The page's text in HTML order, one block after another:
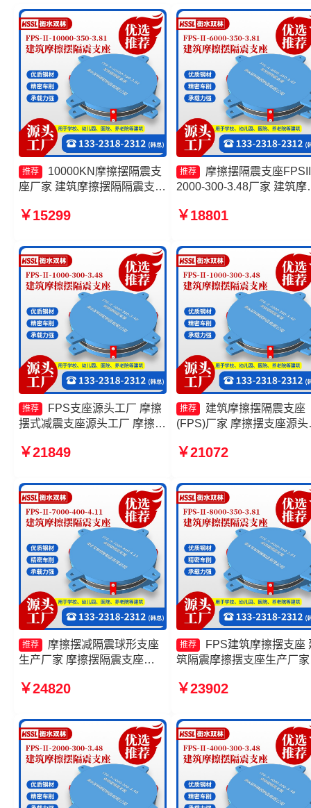
推荐
10000KN摩擦摆隔震支
座厂家 建筑摩擦摆隔隔震支座
座厂家 摩擦摆支座定制厂家
￥15299
推荐
摩擦摆隔震支座
2000-300-3.48厂家 建筑摩
座生产厂家 摩擦滑移隔震
￥18801
推荐
FPS支座源头工厂 摩擦
摆式减震支座源头工厂 摩擦摆
式隔震支座生产厂家
￥21849
推荐
建筑摩擦摆隔震支座
(FPS)厂家 摩擦摆支座源头
2000-400-4.11厂家 摩擦抗
￥21072
推荐
摩擦摆减隔震球形支座
生产厂家 摩擦摆隔震支座
擦支座源头工厂 摩擦摆隔震支
￥24820
推荐
FPS建筑摩擦摆支座
筑隔震摩擦摆支座生产厂
350-3.81 摩擦摆隔震支座
￥23902